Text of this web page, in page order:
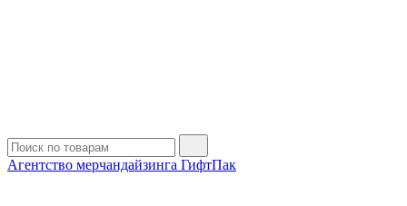
Агентство мерчандайзинга ГифтПак